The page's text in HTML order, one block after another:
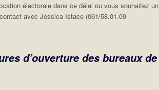
électorale dans ce délai ou vous souhaitez un
avec Jessica Istace (061/58.01.09
d’ouverture des bureaux de